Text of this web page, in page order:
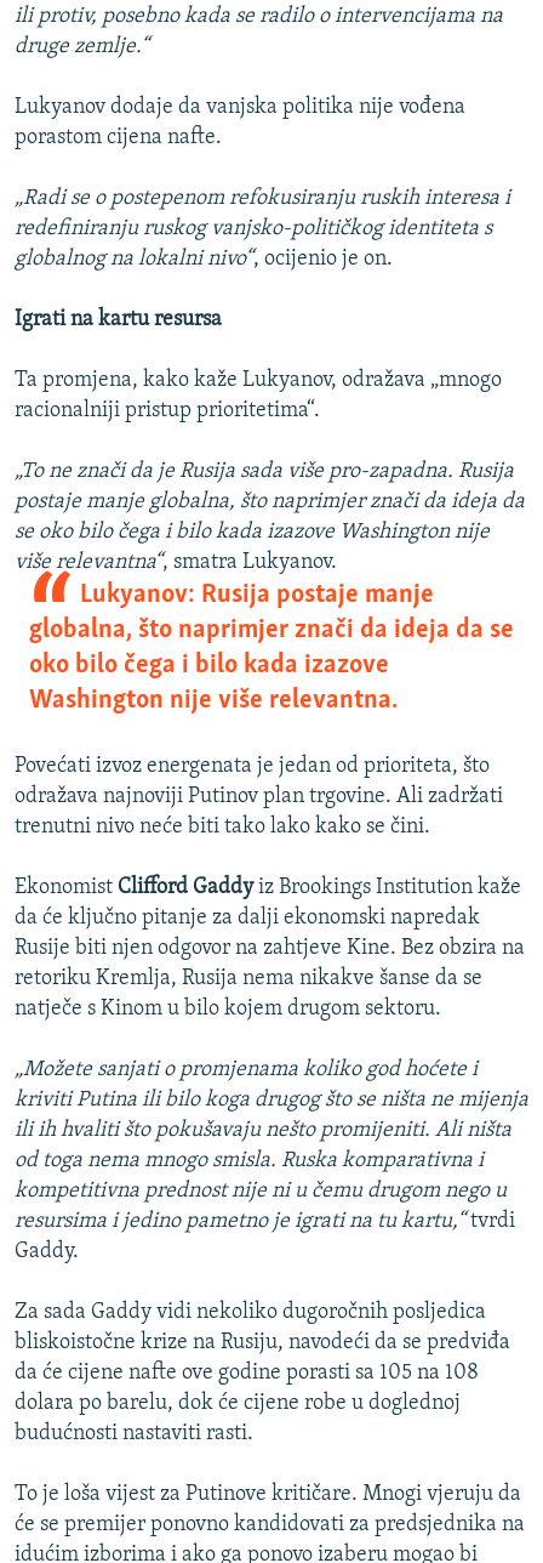
ili protiv, posebno kada se radilo o intervencijama na
druge zemlje.“
Lukyanov dodaje da vanjska politika nije vođena
porastom cijena nafte.
„Radi se o postepenom refokusiranju ruskih interesa i
redefiniranju ruskog vanjsko-političkog identiteta s
globalnog na lokalni nivo“, ocijenio je on.
Igrati na kartu resursa
Ta promjena, kako kaže Lukyanov, odražava „mnogo
racionalniji pristup prioritetima“.
„To ne znači da je Rusija sada više pro-zapadna. Rusija
postaje manje globalna, što naprimjer znači da ideja da
se oko bilo čega i bilo kada izazove Washington nije
više relevantna“, smatra Lukyanov.
Lukyanov: Rusija postaje manje
globalna, što naprimjer znači da ideja da se
oko bilo čega i bilo kada izazove
Washington nije više relevantna.
Povećati izvoz energenata je jedan od prioriteta, što
odražava najnoviji Putinov plan trgovine. Ali zadržati
trenutni nivo neće biti tako lako kako se čini.
Ekonomist Clifford Gaddyiz Brookings Institution kaže
da će ključno pitanje za dalji ekonomski napredak
Rusije biti njen odgovor na zahtjeve Kine. Bez obzira na
retoriku Kremlja, Rusija nema nikakve šanse da se
natječe s Kinom u bilo kojem drugom sektoru.
„Možete sanjati o promjenama koliko god hoćete i
kriviti Putina ili bilo koga drugog što se ništa ne mijenja
ili ih hvaliti što pokušavaju nešto promijeniti. Ali ništa
od toga nema mnogo smisla. Ruska komparativna i
kompetitivna prednost nije ni u čemu drugom nego u
resursima i jedino pametno je igrati na tu kartu,“tvrdi
Gaddy.
Za sada Gaddy vidi nekoliko dugoročnih posljedica
bliskoistočne krize na Rusiju, navodeći da se predviđa
da će cijene nafte ove godine porasti sa 105 na 108
dolara po barelu, dok će cijene robe u doglednoj
budućnosti nastaviti rasti.
To je loša vijest za Putinove kritičare. Mnogi vjeruju da
će se premijer ponovno kandidovati za predsjednika na
idućim izborima i ako ga ponovo izaberu mogao bi